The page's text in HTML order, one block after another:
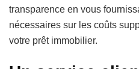
transparence en vous
nécessaires sur les coûts
votre prêt immobilier.